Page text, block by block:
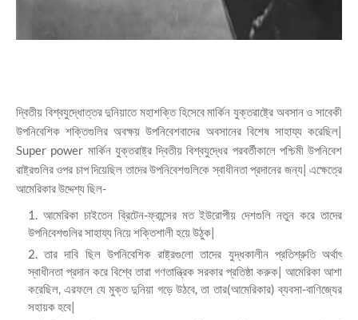
দ্বিতীয় বিশ্বযুদ্ধোত্তর দুনিয়াতে মহাশক্তি হিসেবে মার্কিন যুক্তরাষ্ট্রে অবসান ও সাবেকী
উপনিবেশিক শক্তিগুলির অবক্ষয় উপনিবেশবাদের অবসানের বিশেষ সাহায্য করেছিল|
Super power মার্কিন যুক্তরাষ্ট্র দ্বিতীয় বিশ্বযুদ্ধের পরবর্তীকালে পশ্চিমী উপনিবেশ
রাষ্ট্রগুলির ওপর চাপ দিয়েছিল তাদের উপনিবেশগুলিকে স্বাধীনতা প্রদানের জন্য| এক্ষেত্রে
আমেরিকার উদ্দেশ্য ছিল-
আমেরিকা চাইতেন ব্রিটেন-ফ্রান্সের মত ইউরোপীয় দেশগুলি নতুন করে তাদের
উপনিবেশগুলির সাহায্য নিয়ে শক্তিশালী হয়ে উঠুক|
তার দাবি ছিল উপনিবেশিক রাষ্ট্রগুলো তাদের যুদ্ধকালীন প্রতিশ্রুতি অর্থাৎ
স্বাধীনতা প্রদান করে বিশ্বে তারা গণতান্ত্রিক সরকার প্রতিষ্ঠা করুক| আমেরিকা আশা
করেছিল, এরফলে যে মুক্ত দুনিয়া গড়ে উঠবে, তা তার(আমেরিকার) ব্যবসা-বাণিজ্যের
সহায়ক হবে|